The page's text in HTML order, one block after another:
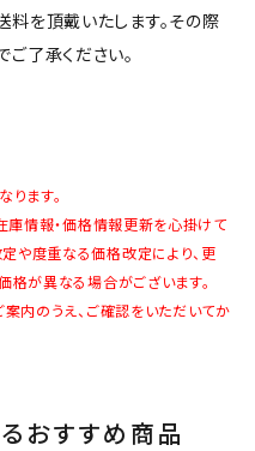
を頂戴いたします。その際
了承ください。
ます。
庫情報・価格情報更新を心掛けて
や度重なる価格改定により、更
が異なる場合がございます。
内のうえ、ご確認をいただいてか
おすすめ商品